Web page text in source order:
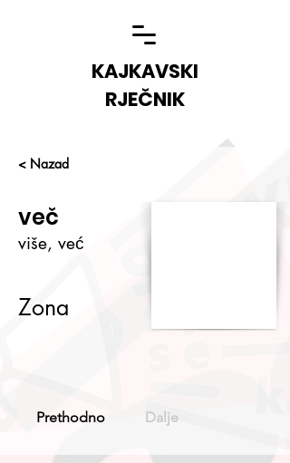
KAJKAVSKI
RJEČNIK
< Nazad
več
više, već
Zona
Prethodno Dalje